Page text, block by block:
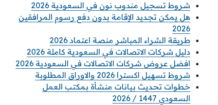
شروط تسجيل مندوب نون في السعودية 2026
هل يمكن تجديد الإقامة بدون دفع رسوم المرافقين
2026
طريقة الشراء المباشر منصة اعتماد 2026
دليل شركات الاتصالات في السعودية كاملة 2026
افضل عروض شركات الاتصالات في السعودية 2026
شروط تسهيل اكسترا 2026 والاوراق المطلوبة
خطوات تحديث بيانات منشأة بمكتب العمل
السعودي 1447 / 2026